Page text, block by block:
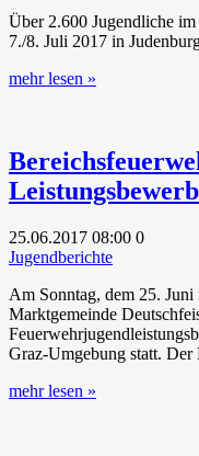
Über 2.600 Jugendliche
7./8. Juli 2017 in
mehr lesen »
25.06.2017 08:00 0
Jugendberichte
Am Sonntag, dem 25.
Marktgemeinde
Graz-Umgebung statt.
mehr lesen »